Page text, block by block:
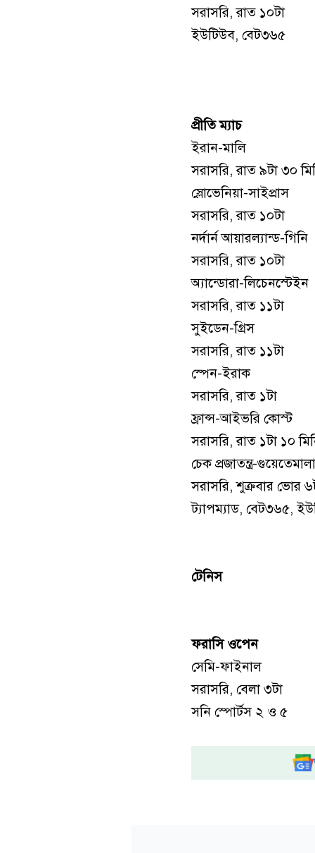
সরাসরি, রাত ১০টা
ইউটিউব, বেট৩৬৫
প্রীতি ম্যাচ
ইরান-মালি
সরাসরি, রাত ৯টা ৩০
স্লোভেনিয়া-সাইপ্রাস
সরাসরি, রাত ১০টা
নর্দার্ন আয়ারল্যান্ড-গিনি
সরাসরি, রাত ১০টা
অ্যান্ডোরা-লিচেনস্টেইন
সরাসরি, রাত ১১টা
সুইডেন-গ্রিস
সরাসরি, রাত ১১টা
স্পেন-ইরাক
সরাসরি, রাত ১টা
ফ্রান্স-আইভরি কোস্ট
সরাসরি, রাত ১টা ১০
চেক প্রজাতন্ত্র-গুয়েতেমালা
সরাসরি, শুক্রবার ভোর
ট্যাপম্যাড, বেট৩৬৫,
টেনিস
ফরাসি ওপেন
সেমি-ফাইনাল
সরাসরি, বেলা ৩টা
সনি স্পোর্টস ২ ও ৫